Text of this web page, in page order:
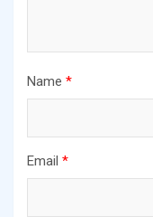
Name *
Email *